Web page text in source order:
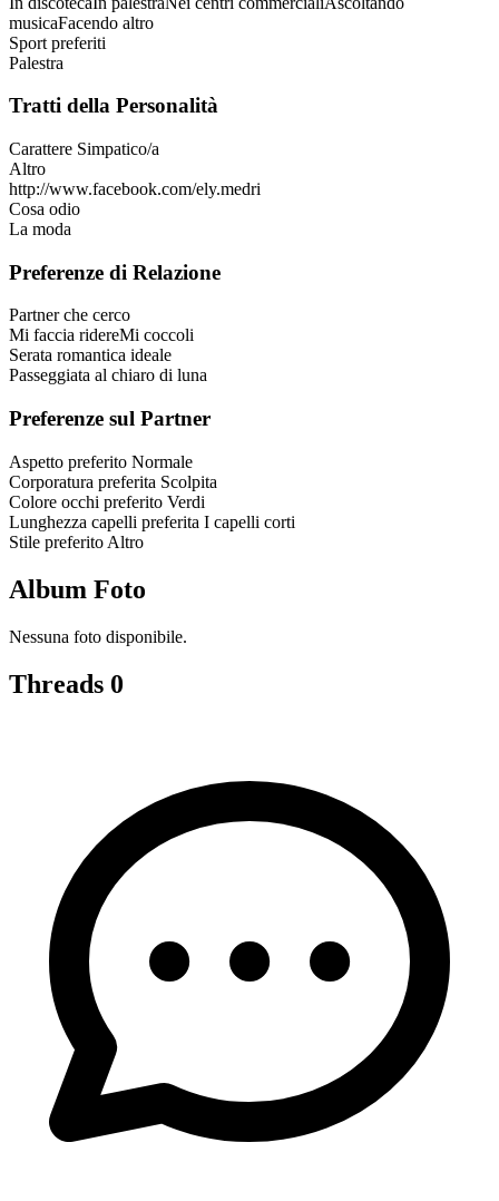
musicaFacendo altro
Sport preferiti
Palestra
Tratti della Personalità
Carattere Simpatico/a
Altro
http://www.facebook.com/ely.medri
Cosa odio
La moda
Preferenze di Relazione
Partner che cerco
Mi faccia ridereMi coccoli
Serata romantica ideale
Passeggiata al chiaro di luna
Preferenze sul Partner
Aspetto preferito Normale
Corporatura preferita Scolpita
Colore occhi preferito Verdi
Lunghezza capelli preferita I capelli corti
Stile preferito Altro
Album Foto
Nessuna foto disponibile.
Threads 0